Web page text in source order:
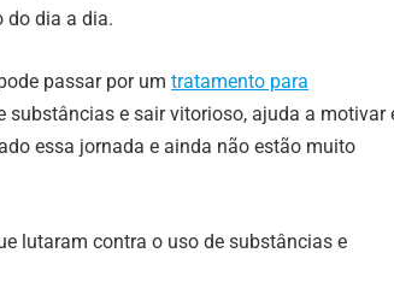
do dia a dia.
passar por um tratamento para
substâncias e sair vitorioso, ajuda a motivar
essa jornada e ainda não estão muito
lutaram contra o uso de substâncias e